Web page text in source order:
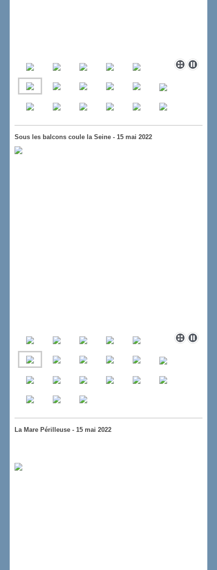
Sous les balcons coule la Seine - 15 mai 2022
La Mare Périlleuse - 15 mai 2022